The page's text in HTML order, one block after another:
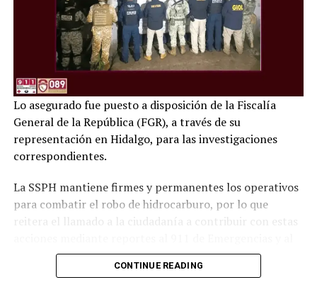
Lo asegurado fue puesto a disposición de la Fiscalía
General de la República (FGR), a través de su
representación en Hidalgo, para las investigaciones
correspondientes.
La SSPH mantiene firmes y permanentes los operativos
para combatir el robo de hidrocarburo, por lo que
reitera el llamado a la ciudadanía a contribuir con estas
089 de Denuncia Anónima.
CONTINUE READING